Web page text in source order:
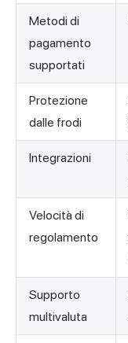
Metodi di
pagamento
supportati
Protezione
dalle frodi
Integrazioni
Velocità di
regolamento
Supporto
multivaluta